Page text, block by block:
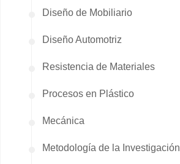
Diseño de Mobiliario
Diseño Automotriz
Resistencia de Materiales
Procesos en Plástico
Mecánica
Metodología de la Investigación